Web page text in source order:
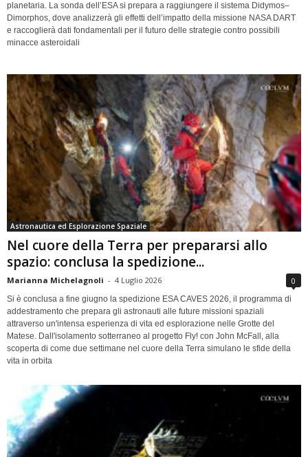
planetaria. La sonda dell’ESA si prepara a raggiungere il sistema Didymos–
Dimorphos, dove analizzerà gli effetti dell’impatto della missione NASA DART
e raccoglierà dati fondamentali per il futuro delle strategie contro possibili
minacce asteroidali
Astronautica ed Esplorazione Spaziale
Nel cuore della Terra per prepararsi allo
spazio: conclusa la spedizione...
Marianna Michelagnoli - 4 Luglio 2026 0
Si è conclusa a fine giugno la spedizione ESA CAVES 2026, il programma di
addestramento che prepara gli astronauti alle future missioni spaziali
attraverso un'intensa esperienza di vita ed esplorazione nelle Grotte del
Matese. Dall'isolamento sotterraneo al progetto Fly! con John McFall, alla
scoperta di come due settimane nel cuore della Terra simulano le sfide della
vita in orbita